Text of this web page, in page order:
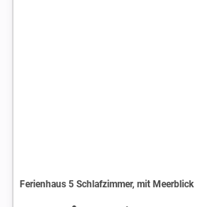
Ferienhaus 5 Schlafzimmer, mit Meerblick